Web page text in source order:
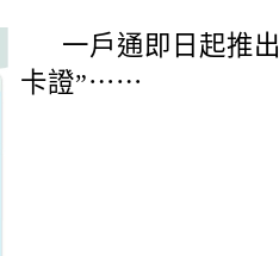
一戶通即日起推
卡證”⋯⋯